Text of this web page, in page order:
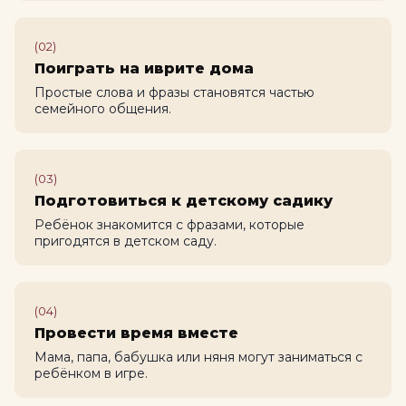
(02)
Поиграть на иврите дома
Простые слова и фразы становятся частью
семейного общения.
(03)
Подготовиться к детскому садику
Ребёнок знакомится с фразами, которые
пригодятся в детском саду.
(04)
Провести время вместе
Мама, папа, бабушка или няня могут заниматься с
ребёнком в игре.